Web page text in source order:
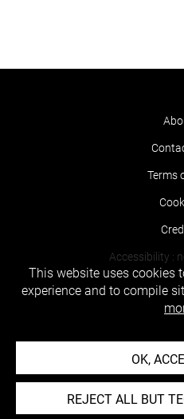
Terms
Accessibility :
This website uses cookies
experience and to compile
OK,
REJECT ALL BUT